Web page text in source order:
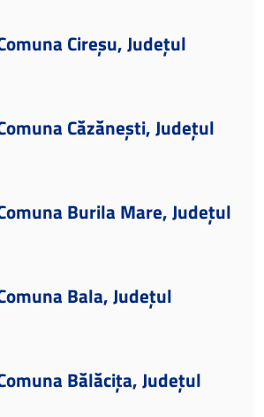
Cireșu, Județul
Căzănești, Județul
Burila Mare, Județul
Bala, Județul
Bălăcița, Județul